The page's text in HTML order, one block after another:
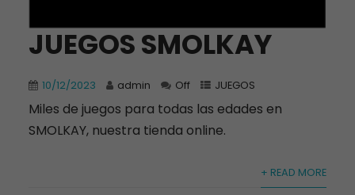
JUEGOS SMOLKAY
10/12/2023 admin Off JUEGOS
Miles de juegos para todas las edades en
SMOLKAY, nuestra tienda online.
+ READ MORE